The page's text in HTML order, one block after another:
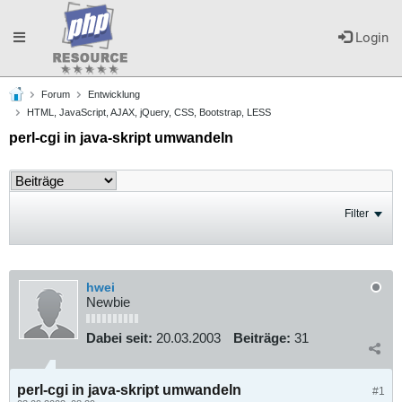
Login
Toggle
navigation
Forum
Entwicklung
HTML, JavaScript, AJAX, jQuery, CSS, Bootstrap, LESS
perl-cgi in java-skript umwandeln
Filter
hwei
Newbie
Dabei seit: 20.03.2003 Beiträge: 31
#1
perl-cgi in java-skript umwandeln